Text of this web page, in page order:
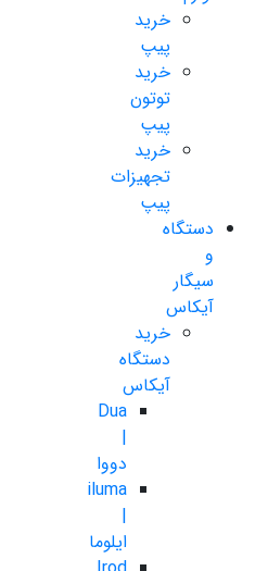
خرید
پیپ
خرید
توتون
پیپ
خرید
تجهیزات
پیپ
دستگاه
و
سیگار
آیکاس
خرید
دستگاه
آیکاس
Dua
|
دووا
iluma
|
ایلوما